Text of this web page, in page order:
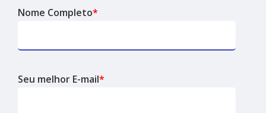
Nome Completo*
Seu melhor E-mail*